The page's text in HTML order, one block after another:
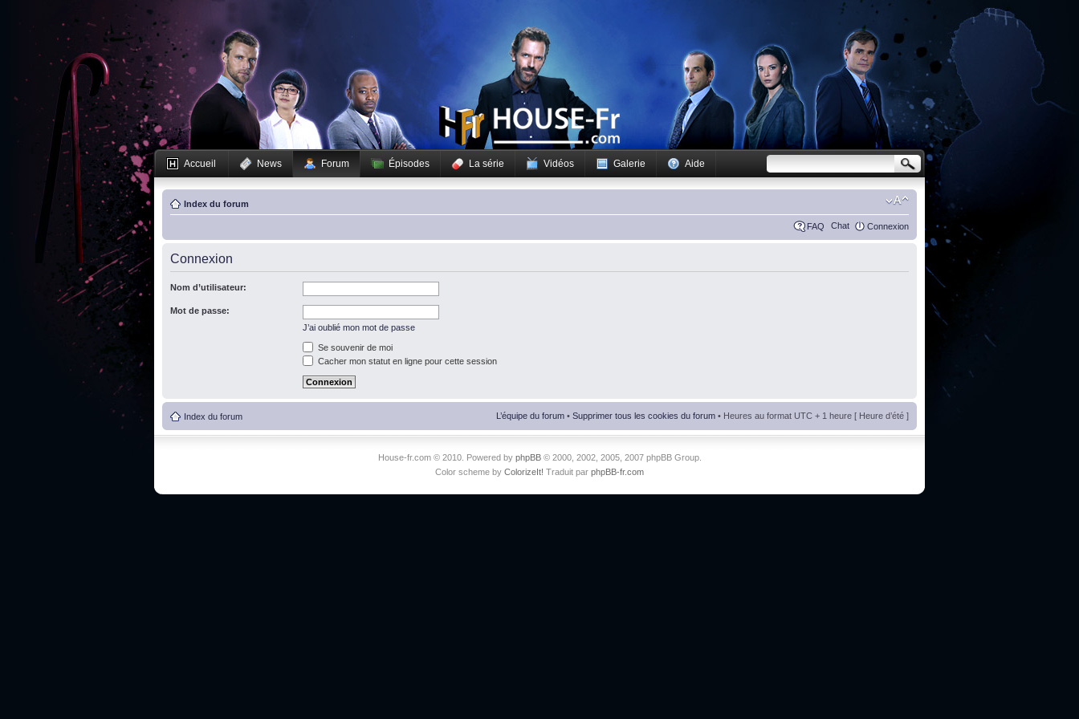
Accueil News Forum Épisodes La série Vidéos Galerie Aide
Index du forum
FAQ Chat Connexion
Connexion
Nom d’utilisateur:
Mot de passe:
J’ai oublié mon mot de passe
Se souvenir de moi
Cacher mon statut en ligne pour cette session
Index du forum L’équipe du forum • Supprimer tous les cookies du forum • Heures au format UTC + 1 heure [ Heure d’été ]
House-fr.com © 2010. Powered by phpBB© 2000, 2002, 2005, 2007 phpBB Group.
Color scheme by ColorizeIt! Traduit par phpBB-fr.com